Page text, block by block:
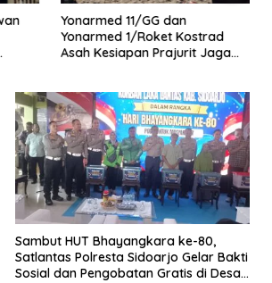
Yonarmed 11/GG dan
Yonarmed 1/Roket Kostrad
Asah Kesiapan Prajurit Jaga
Sambut HUT Bhayangkara ke-80,
Satlantas Polresta Sidoarjo Gelar Bakti
Sosial dan Pengobatan Gratis di Desa